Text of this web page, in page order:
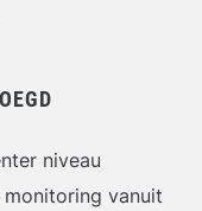
niveau
monitoring vanuit